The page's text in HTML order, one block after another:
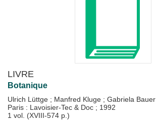
LIVRE
Botanique
Ulrich Lüttge ; Manfred Kluge ; Gabriela Bauer
Paris : Lavoisier-Tec & Doc ; 1992
1 vol. (XVIII-574 p.)